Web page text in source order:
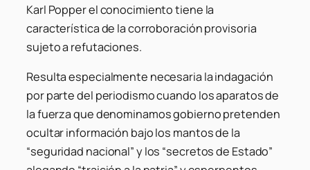
Karl Popper el conocimiento tiene la
característica de la corroboración provisoria
sujeto a refutaciones.
Resulta especialmente necesaria la indagación
por parte del periodismo cuando los aparatos de
la fuerza que denominamos gobierno pretenden
ocultar información bajo los mantos de la
“seguridad nacional” y los “secretos de Estado”